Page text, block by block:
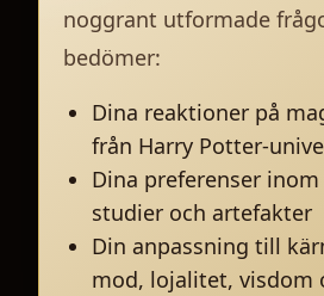
noggrant utformade
bedömer:
Dina reaktioner på
från Harry Potter-
Dina preferenser
studier och artefakter
Din anpassning till
mod, lojalitet, visdom